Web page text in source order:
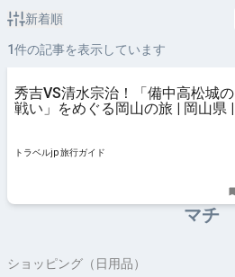
新着順
1件の記事を表示しています
秀吉VS清水宗治！「備中高松城の
戦い」をめぐる岡山の旅 | 岡山県 |
トラベルjp 旅行ガイド
マチ
ショッピング（日用品）